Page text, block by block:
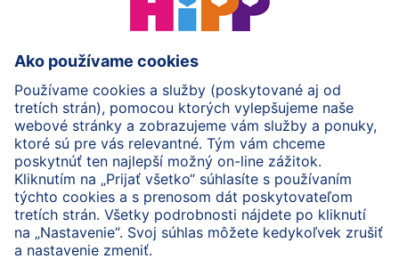
HiPP Mlieka
HiPP Príkrmy
HiPP Tehotenstvo
Ochrana osobných údajov
Cookies a pravidlá používania webovej stránky
Imprint
O spoločnosti HiPP Kontakt